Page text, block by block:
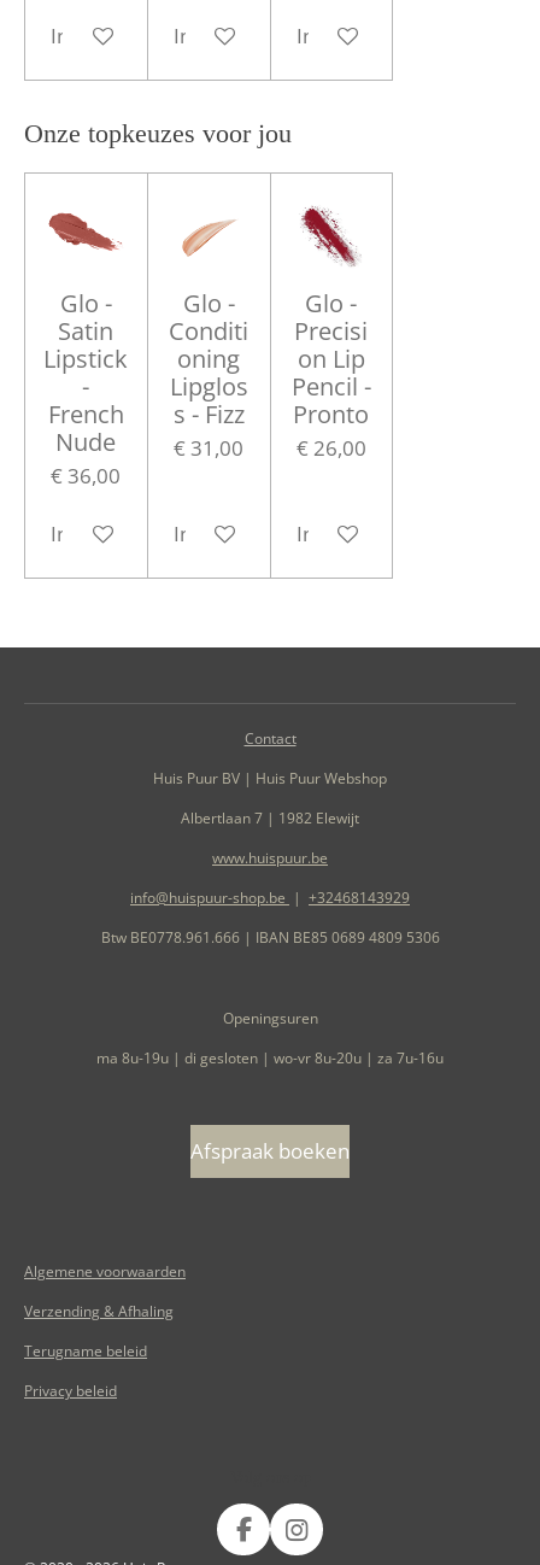
In winkelwagenIn winkelwagenIn winkelwagen
Onze topkeuzes voor jou
Glo -
Satin
Lipstick
-
French
Nude
€ 36,00
In winkelwagen
Glo -
Conditi
oning
Lipglos
s - Fizz
€ 31,00
In winkelwagen
Glo -
Precisi
on Lip
Pencil -
Pronto
€ 26,00
In winkelwagen
Contact
Huis Puur BV | Huis Puur Webshop
Albertlaan 7 | 1982 Elewijt
www.huispuur.be
info@huispuur-shop.be | +32468143929
Btw BE0778.961.666 | IBAN BE85 0689 4809 5306
Openingsuren
ma 8u-19u | di gesloten | wo-vr 8u-20u | za 7u-16u
Afspraak boeken
Algemene voorwaarden
Verzending & Afhaling
Terugname beleid
Privacy beleid
F
I